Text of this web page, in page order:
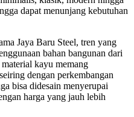
dapat menunjang kebutuhan
Jaya Baru Steel, tren yang
bahan bangunan dari
kayu memang
dengan perkembangan
bisa didesain menyerupai
harga yang jauh lebih